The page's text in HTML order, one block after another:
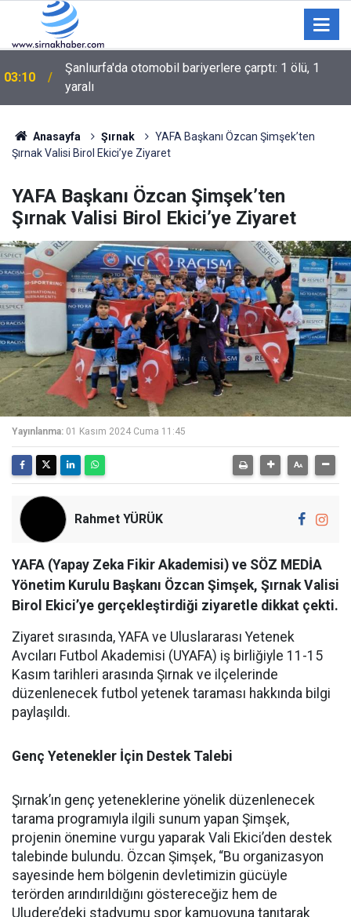
02:02 Trendyol 1. Lig: Boluspor: 1 – Manisa FK: 2
Anasayfa Şırnak
YAFA Başkanı Özcan Şimşek’ten
Şırnak Valisi Birol Ekici’ye Ziyaret
YAFA Başkanı Özcan Şimşek’ten
Şırnak Valisi Birol Ekici’ye Ziyaret
Yayınlanma: 01 Kasım 2024 Cuma 11:45
Rahmet YÜRÜK
YAFA (Yapay Zeka Fikir Akademisi) ve SÖZ MEDİA
Yönetim Kurulu Başkanı Özcan Şimşek, Şırnak Valisi
Birol Ekici’ye gerçekleştirdiği ziyaretle dikkat çekti.
Ziyaret sırasında, YAFA ve Uluslararası Yetenek
Avcıları Futbol Akademisi (UYAFA) iş birliğiyle 11-15
Kasım tarihleri arasında Şırnak ve ilçelerinde
düzenlenecek futbol yetenek taraması hakkında bilgi
paylaşıldı.
Genç Yetenekler İçin Destek Talebi
Şırnak’ın genç yeteneklerine yönelik düzenlenecek
tarama programıyla ilgili sunum yapan Şimşek,
projenin önemine vurgu yaparak Vali Ekici’den destek
talebinde bulundu. Özcan Şimşek, “Bu organizasyon
sayesinde hem bölgenin devletimizin gücüyle
terörden arındırıldığını göstereceğiz hem de
Uludere’deki stadyumu spor kamuoyuna tanıtarak